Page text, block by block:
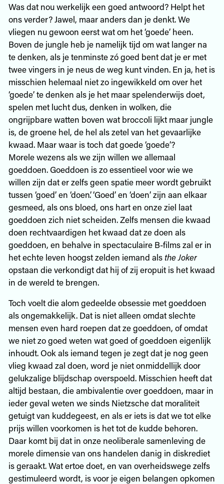
Was dat nou werkelijk een goed antwoord? Helpt het
ons verder? Jawel, maar anders dan je denkt. We
vliegen nu gewoon eerst wat om het ‘goede’ heen.
Boven de jungle heb je namelijk tijd om wat langer na
te denken, als je tenminste zó goed bent dat je er met
twee vingers in je neus de weg kunt vinden. En ja, het is
misschien helemaal niet zo ingewikkeld om over het
‘goede’ te denken als je het maar spelenderwijs doet,
spelen met lucht dus, denken in wolken, die
ongrijpbare watten boven wat broccoli lijkt maar jungle
is, de groene hel, de hel als zetel van het gevaarlijke
kwaad. Maar waar is toch dat goede ‘goede’?
Morele wezens als we zijn willen we allemaal
goeddoen. Goeddoen is zo essentieel voor wie we
willen zijn dat er zelfs geen spatie meer wordt gebruikt
tussen ‘goed’ en ‘doen’. ‘Goed’ en ‘doen’ zijn aan elkaar
gesmeed, als ons bloed, ons hart en onze ziel laat
goeddoen zich niet scheiden. Zelfs mensen die kwaad
doen rechtvaardigen het kwaad dat ze doen als
goeddoen, en behalve in spectaculaire B-films zal er in
het echte leven hoogst zelden iemand als the Joker
opstaan die verkondigt dat hij of zij eropuit is het kwaad
in de wereld te brengen.
Toch voelt die alom gedeelde obsessie met goeddoen
als ongemakkelijk. Dat is niet alleen omdat slechte
mensen even hard roepen dat ze goeddoen, of omdat
we niet zo goed weten wat goed of goeddoen eigenlijk
inhoudt. Ook als iemand tegen je zegt dat je nog geen
vlieg kwaad zal doen, word je niet onmiddellijk door
gelukzalige blijdschap overspoeld. Misschien heeft dat
altijd bestaan, die ambivalentie over goeddoen, maar in
ieder geval weten we sinds Nietzsche dat moraliteit
getuigt van kuddegeest, en als er iets is dat we tot elke
prijs willen voorkomen is het tot de kudde behoren.
Daar komt bij dat in onze neoliberale samenleving de
morele dimensie van ons handelen danig in diskrediet
is geraakt. Wat ertoe doet, en van overheidswege zelfs
gestimuleerd wordt, is voor je eigen belangen opkomen